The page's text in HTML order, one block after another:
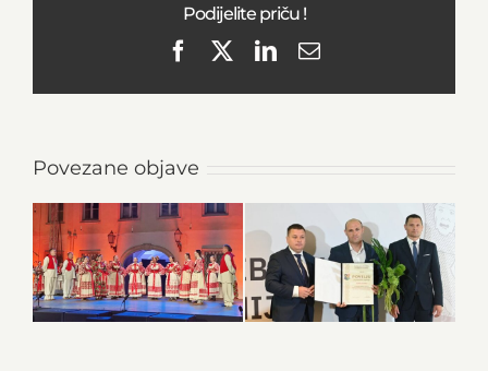
Podijelite priču !
FacebookLinkedIn
Email
Povezane objave